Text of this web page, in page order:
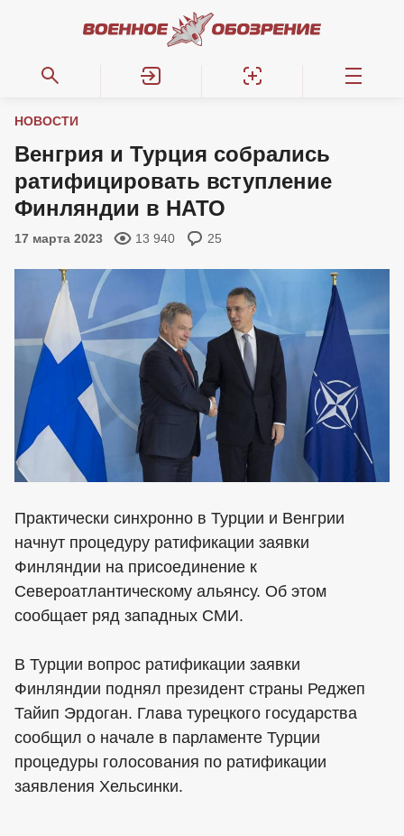
НОВОСТИ
Венгрия и Турция собрались
ратифицировать вступление
Финляндии в НАТО
17 марта 2023 13 940 25
Практически синхронно в Турции и Венгрии
начнут процедуру ратификации заявки
Финляндии на присоединение к
Североатлантическому альянсу. Об этом
сообщает ряд западных СМИ.
В Турции вопрос ратификации заявки
Финляндии поднял президент страны Реджеп
Тайип Эрдоган. Глава турецкого государства
сообщил о начале в парламенте Турции
процедуры голосования по ратификации
заявления Хельсинки.